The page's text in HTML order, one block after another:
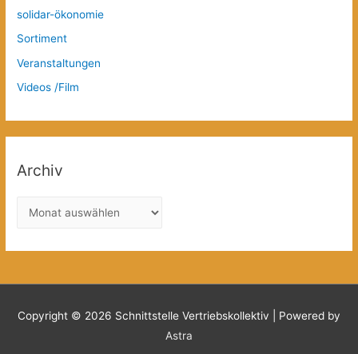
solidar-ökonomie
Sortiment
Veranstaltungen
Videos /Film
Archiv
c
v
Copyright © 2026 Schnittstelle Vertriebskollektiv | Powered by
Astra